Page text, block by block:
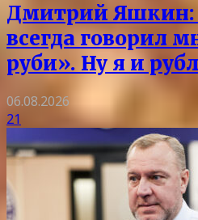
Дмитрий Яшкин:
всегда говорил
руби». Ну я и
06.08.2026
21